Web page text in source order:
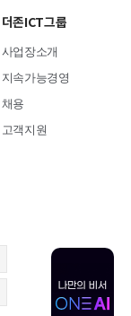
더존ICT그룹
사업장소개
지속가능경영
채용
고객지원